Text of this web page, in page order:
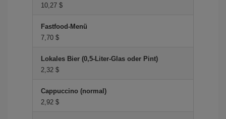
10,27 $
Fastfood-Menü
7,70 $
Lokales Bier (0,5-Liter-Glas oder Pint)
2,32 $
Cappuccino (normal)
2,92 $